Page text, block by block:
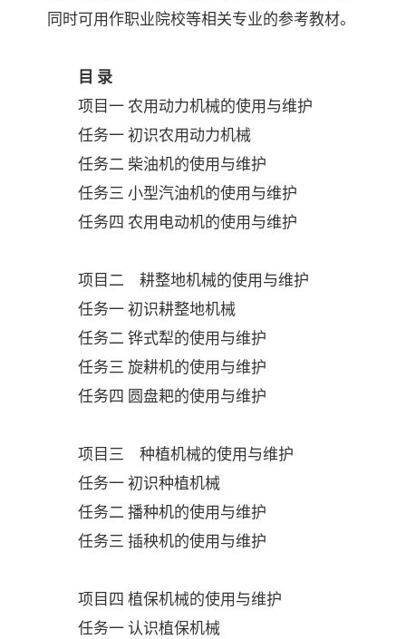
同时可用作职业院校等相关专业的参考教材。
目 录
项目一 农用动力机械的使用与维护
任务一初识农用动力机械
任务二 柴油机的使用与维护
任务三 小型汽油机的使用与维护
任务四 农用电动机的使用与维护
项目二 耕整地机械的使用与维护
任务一初识耕整地机械
任务二 铧式犁的使用与维护
任务三 旋耕机的使用与维护
任务四 圆盘耙的使用与维护
项目三 种植机械的使用与维护
任务一初识种植机械
任务二 播种机的使用与维护
任务三 插秧机的使用与维护
项目四 植保机械的使用与维护
任务一 认识植保机械